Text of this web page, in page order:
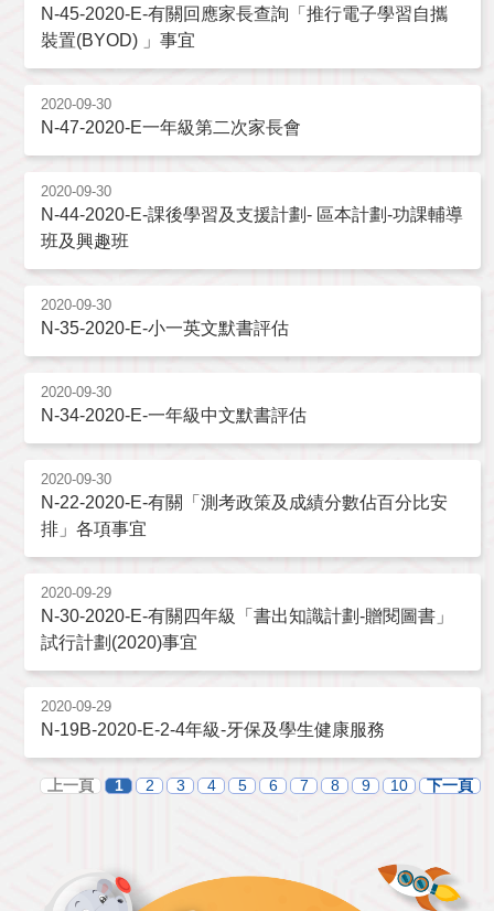
N-45-2020-E-有關回應家長查詢「推行電子學習自攜
裝置(BYOD) 」事宜
2020-09-30
N-47-2020-E一年級第二次家長會
2020-09-30
N-44-2020-E-課後學習及支援計劃- 區本計劃-功課輔導
班及興趣班
2020-09-30
N-35-2020-E-小一英文默書評估
2020-09-30
N-34-2020-E-一年級中文默書評估
2020-09-30
N-22-2020-E-有關「測考政策及成績分數佔百分比安
排」各項事宜
2020-09-29
N-30-2020-E-有關四年級「書出知識計劃-贈閱圖書」
試行計劃(2020)事宜
2020-09-29
N-19B-2020-E-2-4年級-牙保及學生健康服務
上一頁 1 2 3 4 5 6 7 8 9 10 下一頁